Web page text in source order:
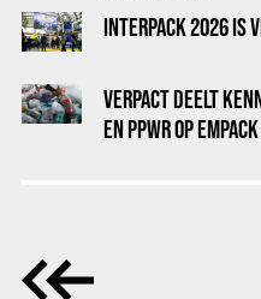
INTERPACK 2026 IS
VERPACT DEELT
EN PPWR OP